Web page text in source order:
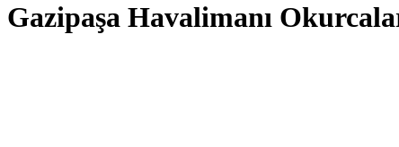
Gazipaşa Havalimanı